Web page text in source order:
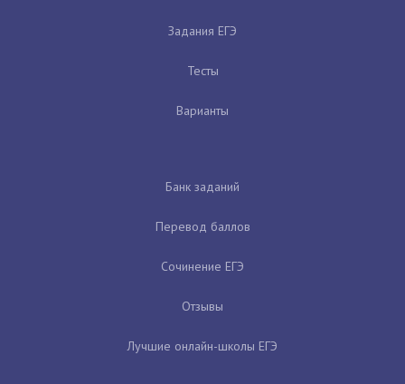
Задания ЕГЭ
Тесты
Варианты
Банк заданий
Перевод баллов
Сочинение ЕГЭ
Отзывы
Лучшие онлайн-школы ЕГЭ